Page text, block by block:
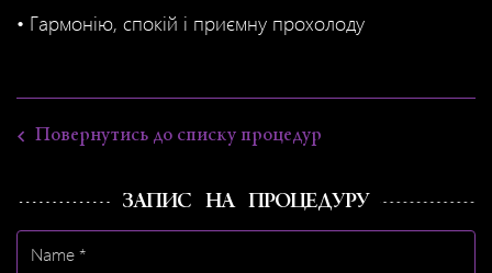
• Гармонію, спокій і приємну прохолоду
Повернутись до списку процедур
ЗАПИС НА ПРОЦЕДУРУ